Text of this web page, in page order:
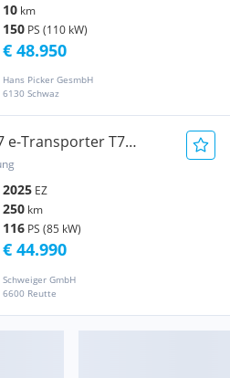
10 km
150 PS (110 kW)
Hans Picker GesmbH
6130 Schwaz
€ 48.950
e-Transporter T7
/ Kastenwagen
2025 EZ
250 km
116 PS (85 kW)
Schweiger GmbH
6600 Reutte
€ 44.990